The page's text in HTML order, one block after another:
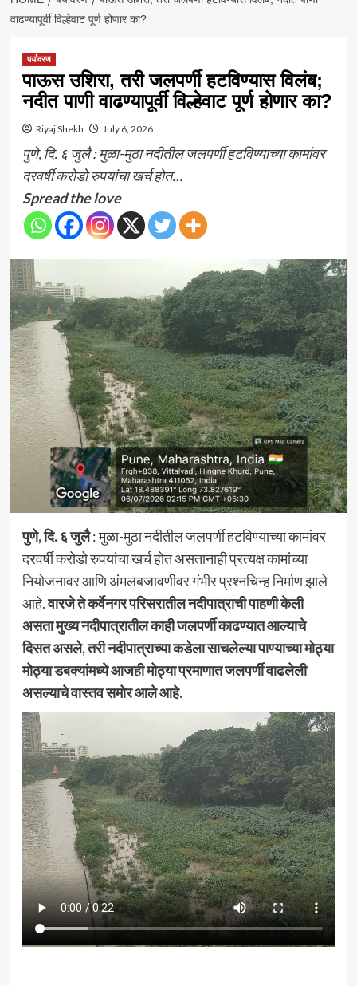
वाढण्यापूर्वी विल्हेवाट पूर्ण होणार का?
पर्यावरण
पाऊस उशिरा, तरी जलपर्णी हटविण्यास विलंब;
नदीत पाणी वाढण्यापूर्वी विल्हेवाट पूर्ण होणार का?
Riyaj Shekh July 6, 2026
पुणे, दि. ६ जुलै : मुळा-मुठा नदीतील जलपर्णी हटविण्याच्या कामांवर
दरवर्षी करोडो रुपयांचा खर्च होत…
Spread the love
पुणे, दि. ६ जुलै: मुळा-मुठा नदीतील जलपर्णी हटविण्याच्या कामांवर
दरवर्षी करोडो रुपयांचा खर्च होत असतानाही प्रत्यक्ष कामांच्या
नियोजनावर आणि अंमलबजावणीवर गंभीर प्रश्नचिन्ह निर्माण झाले
आहे.वारजे ते कर्वेनगर परिसरातील नदीपात्राची पाहणी केली
असता मुख्य नदीपात्रातील काही जलपर्णी काढण्यात आल्याचे
दिसत असले, तरी नदीपात्राच्या कडेला साचलेल्या पाण्याच्या मोठ्या
मोठ्या डबक्यांमध्ये आजही मोठ्या प्रमाणात जलपर्णी वाढलेली
असल्याचे वास्तव समोर आले आहे.